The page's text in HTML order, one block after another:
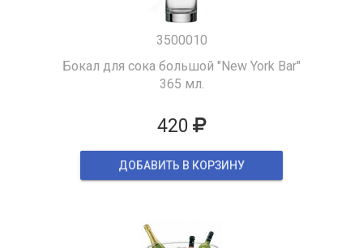
3500010
Бокал для сока большой "New York Bar"
365 мл.
420
ДОБАВИТЬ В КОРЗИНУ